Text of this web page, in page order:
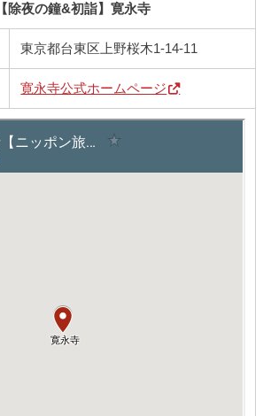
【除夜の鐘&初詣】寛永寺
東京都台東区上野桜木1-14-11
寛永寺公式ホームページ